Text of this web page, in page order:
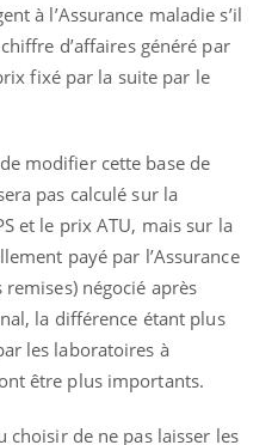
à l’Assurance maladie s’il
d’affaires généré par
fixé par la suite par le
modifier cette base de
pas calculé sur la
et le prix ATU, mais sur la
payé par l’Assurance
négocié après
la différence étant plus
les laboratoires à
être plus importants.
choisir de ne pas laisser les